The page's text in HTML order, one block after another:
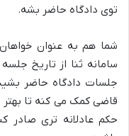
توی دادگاه حاضر بشه.
شما هم به عنوان
سامانه ثنا از تاریخ
جلسات دادگاه حاضر
قاضی کمک می کنه تا بهتر
حکم عادلانه تری صادر